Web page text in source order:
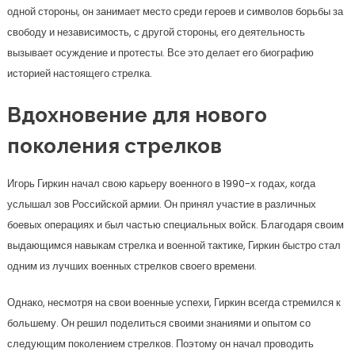
одной стороны, он занимает место среди героев и символов борьбы за
свободу и независимость, с другой стороны, его деятельность
вызывает осуждение и протесты. Все это делает его биографию
историей настоящего стрелка.
Вдохновение для нового
поколения стрелков
Игорь Гиркин начал свою карьеру военного в 1990-х годах, когда
услышал зов Российской армии. Он принял участие в различных
боевых операциях и был частью специальных войск. Благодаря своим
выдающимся навыкам стрелка и военной тактике, Гиркин быстро стал
одним из лучших военных стрелков своего времени.
Однако, несмотря на свои военные успехи, Гиркин всегда стремился к
большему. Он решил поделиться своими знаниями и опытом со
следующим поколением стрелков. Поэтому он начал проводить